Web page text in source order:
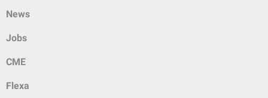
News
Jobs
CME
Flexa